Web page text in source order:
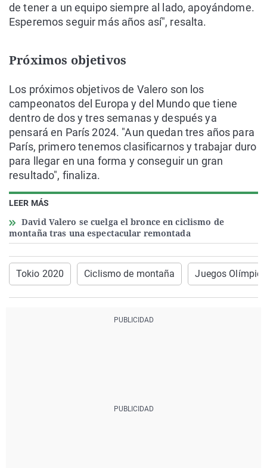
LEER MÁS
David Valero se cuelga el bronce en ciclismo de
montaña tras una espectacular remontada
de tener a un equipo siempre al lado, apoyándome.
Esperemos seguir más años así", resalta.
Próximos objetivos
Los próximos objetivos de Valero son los
campeonatos del Europa y del Mundo que tiene
dentro de dos y tres semanas y después ya
pensará en París 2024. "Aun quedan tres años para
París, primero tenemos clasificarnos y trabajar duro
para llegar en una forma y conseguir un gran
resultado", finaliza.
Tokio 2020 Ciclismo de montaña Juegos